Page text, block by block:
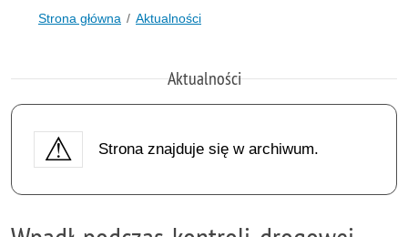
Strona główna Aktualności
Aktualności
Strona znajduje się w archiwum.